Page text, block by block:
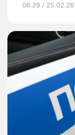
08:29 / 25.02.26